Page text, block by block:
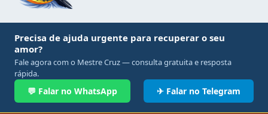
Precisa de ajuda urgente para recuperar o seu
amor?
Fale agora com o Mestre Cruz — consulta gratuita e resposta
rápida.
💬 Falar no WhatsApp ✈ Falar no Telegram